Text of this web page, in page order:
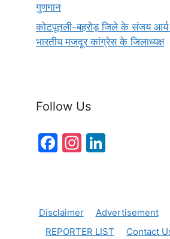
गुणगान
कोटपूतली-बहरोड़ जिले के संजय
भारतीय मजदूर कांग्रेस के जिलाध्यक्ष
Follow Us
F
b
In
a
dI
Disclaimer Advertisement
REPORTER LIST
Contact